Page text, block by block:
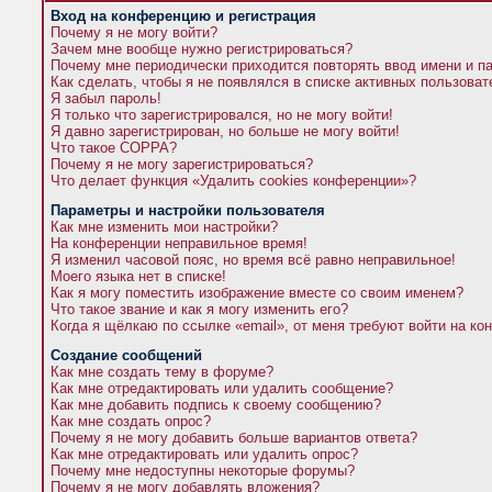
Вход на конференцию и регистрация
Почему я не могу войти?
Зачем мне вообще нужно регистрироваться?
Почему мне периодически приходится повторять ввод имени и
Как сделать, чтобы я не появлялся в списке активных
Я забыл пароль!
Я только что зарегистрировался, но не могу войти!
Я давно зарегистрирован, но больше не могу войти!
Что такое COPPA?
Почему я не могу зарегистрироваться?
Что делает функция «Удалить cookies конференции»?
Параметры и настройки пользователя
Как мне изменить мои настройки?
На конференции неправильное время!
Я изменил часовой пояс, но время всё равно неправильное!
Моего языка нет в списке!
Как я могу поместить изображение вместе со своим именем?
Что такое звание и как я могу изменить его?
Когда я щёлкаю по ссылке «email», от меня требуют войти на
Создание сообщений
Как мне создать тему в форуме?
Как мне отредактировать или удалить сообщение?
Как мне добавить подпись к своему сообщению?
Как мне создать опрос?
Почему я не могу добавить больше вариантов ответа?
Как мне отредактировать или удалить опрос?
Почему мне недоступны некоторые форумы?
Почему я не могу добавлять вложения?